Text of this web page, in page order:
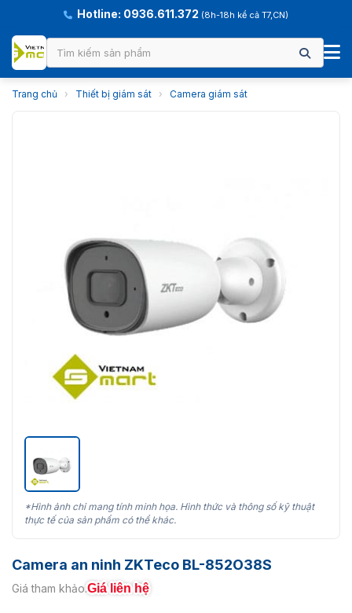
Hotline: 0936.611.372 (8h-18h kể cả T7,CN)
Trang chủ › Thiết bị giám sát › Camera giám sát
*Hình ảnh chỉ mang tính minh họa. Hình thức và thông số kỹ thuật
thực tế của sản phẩm có thể khác.
Camera an ninh ZKTeco BL-852O38S
Giá tham khảo:Giá liên hệ